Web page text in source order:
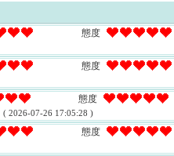
態度
態度
態度
( 2026-07-26 17:05:28 )
態度